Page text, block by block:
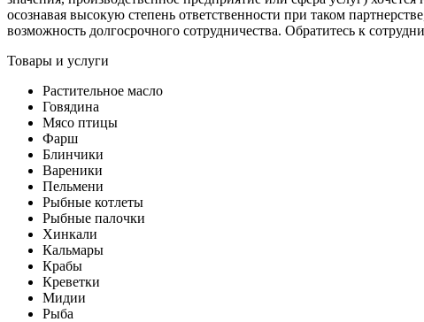
осознавая высокую степень ответственности при таком
возможность долгосрочного сотрудничества. Обратитесь к
Товары и услуги
Растительное масло
Говядина
Мясо птицы
Фарш
Блинчики
Вареники
Пельмени
Рыбные котлеты
Рыбные палочки
Хинкали
Кальмары
Крабы
Креветки
Мидии
Рыба